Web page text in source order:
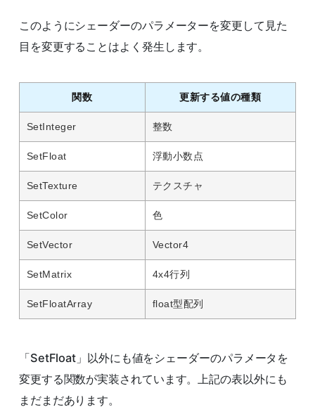
このようにシェーダーのパラメーターを変更して見た
目を変更することはよく発生します。
関数 更新する値の種類
SetInteger 整数
SetFloat 浮動小数点
SetTexture テクスチャ
SetColor 色
SetVector Vector4
SetMatrix 4x4行列
SetFloatArray float型配列
「SetFloat」以外にも値をシェーダーのパラメータを
変更する関数が実装されています。上記の表以外にも
まだまだあります。